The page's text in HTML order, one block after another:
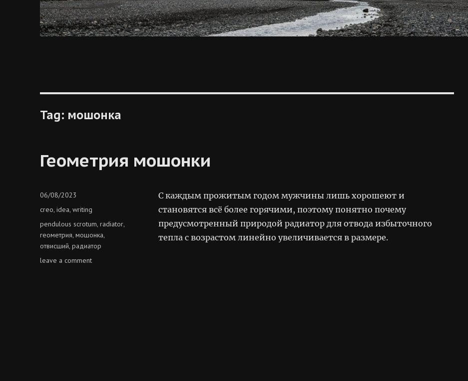
Tag: мошонка
Геометрия мошонки
С каждым прожитым годом мужчины лишь хорошеют и
становятся всё более горячими, поэтому понятно почему
предусмотренный природой радиатор для отвода избыточного
тепла с возрастом линейно увеличивается в размере.
Posted
06/08/2023
Categories
creo,idea,writing
Tags
pendulous scrotum,radiator,
геометрия,мошонка,
отвисший,радиатор
leave a commenton